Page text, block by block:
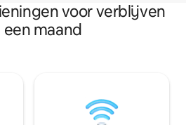
voor verblijven
een maand